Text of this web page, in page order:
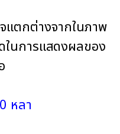
แตกต่างจากในภาพ
ในการแสดงผลของ
หลา